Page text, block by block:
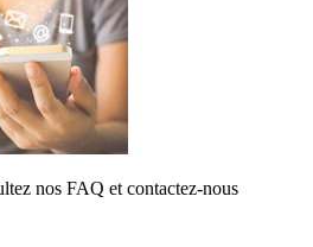
nos FAQ et contactez-nous